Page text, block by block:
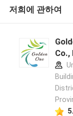
저희에 관하여
Co.,